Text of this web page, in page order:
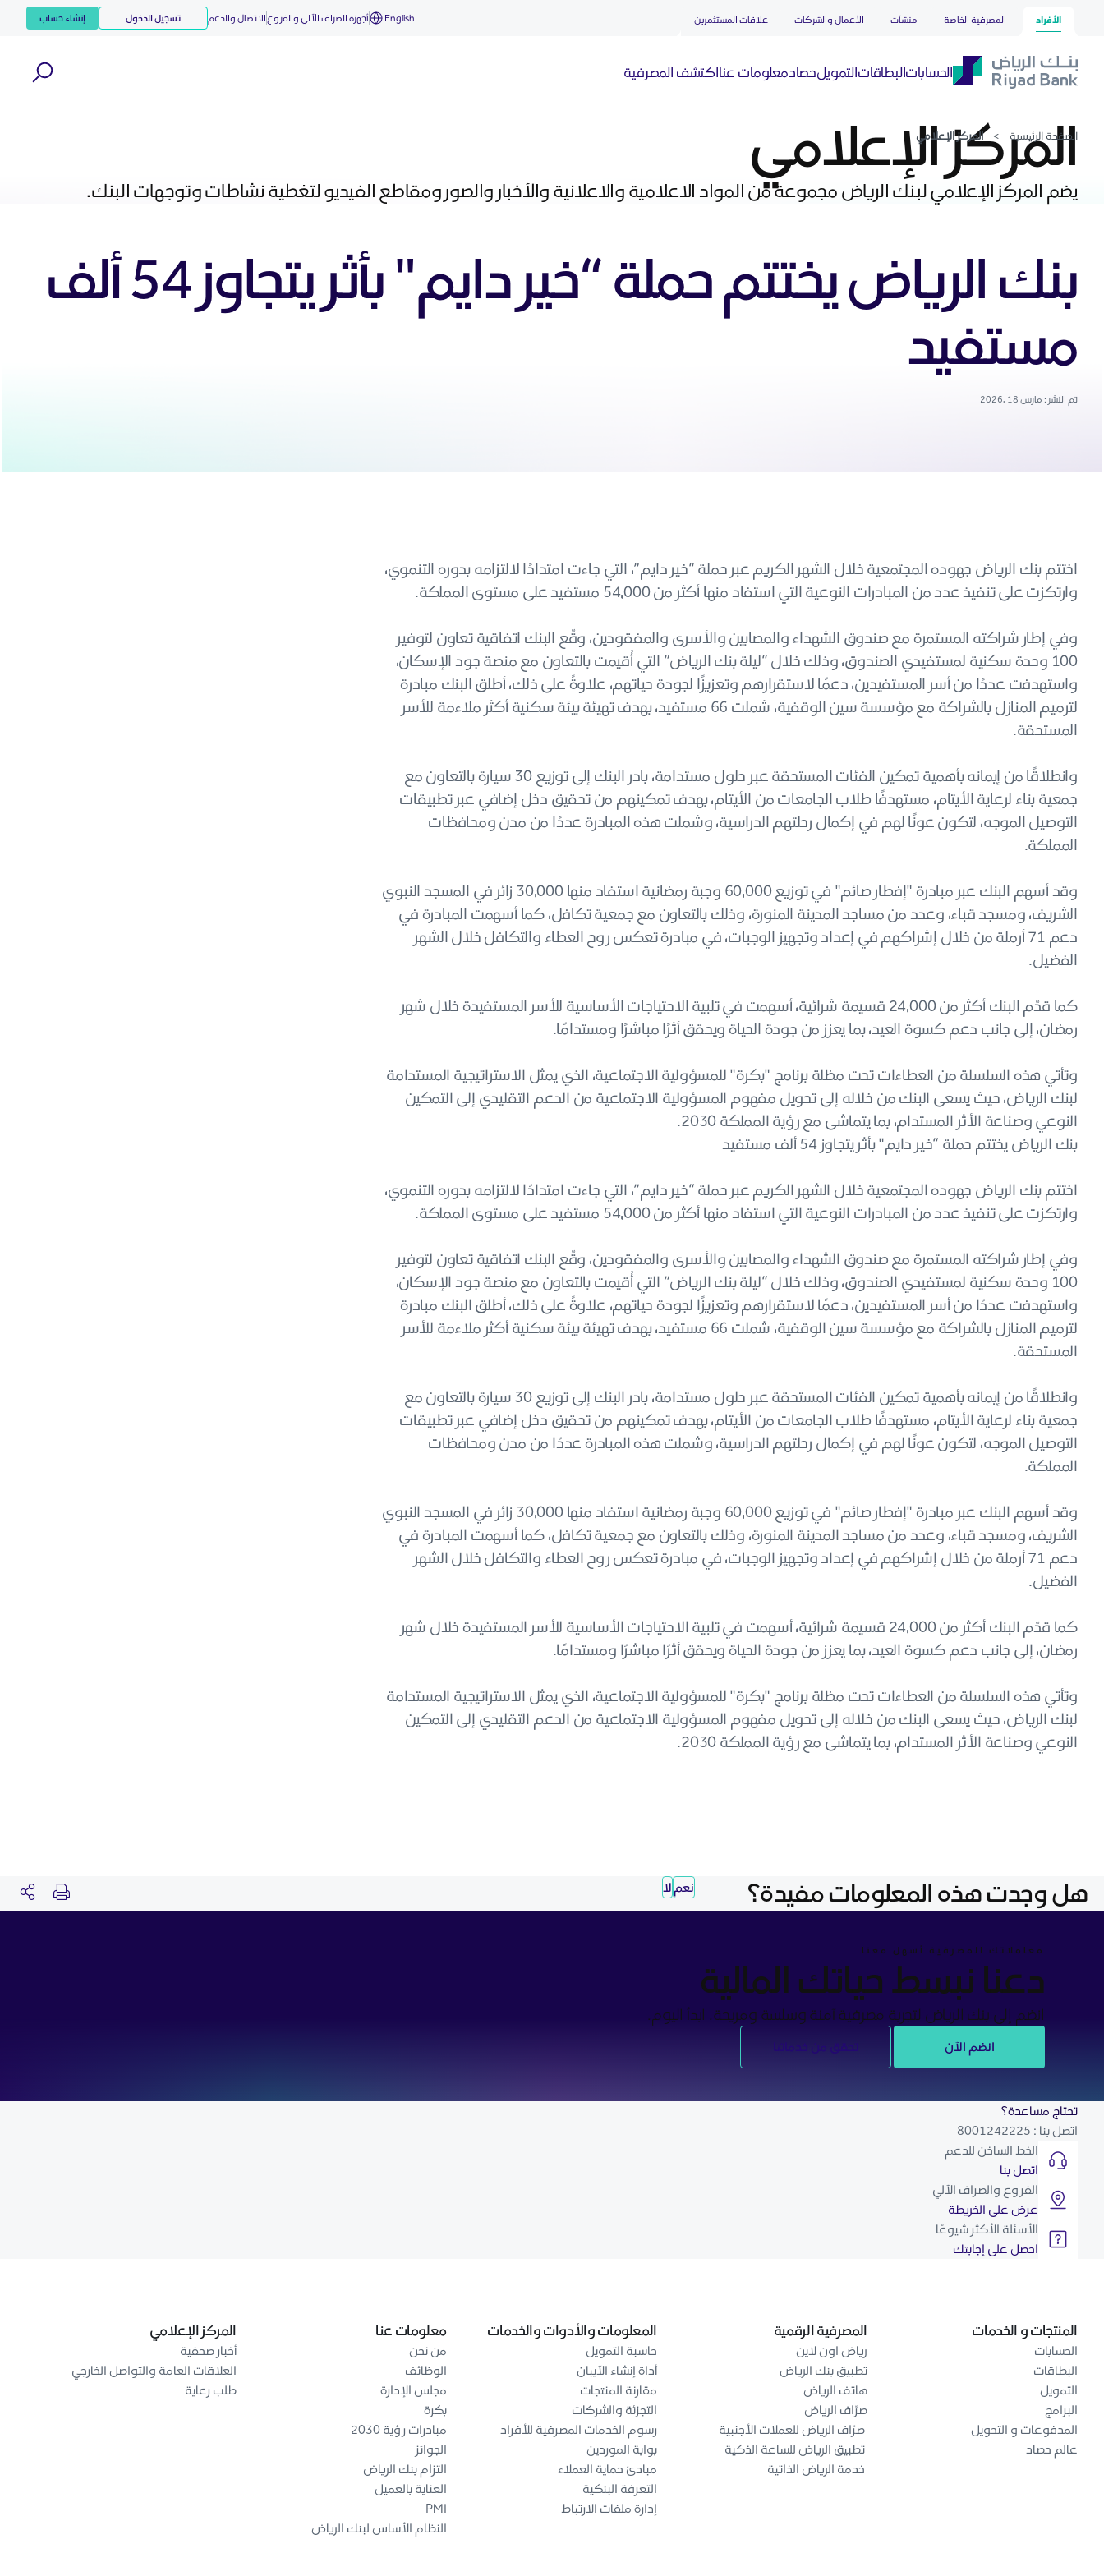
تخطي إلى المحتوى الرئيسي
المركز الإعلامي
الأفراد المصرفية الخاصة منشآت الأعمال والشركات علاقات المستثمرين English أجهزة الصراف الآلي والفروع الاتصال والدعم تسجيل الدخول إنشاء حساب
الحساباتالبطاقاتالتمويلحصادمعلومات عنااكتشف المصرفية
الصفحة الرئيسية > المركز الإعلامي
المركز الإعلامي
يضم المركز الإعلامي لبنك الرياض مجموعة من المواد الاعلامية والاعلانية والأخبار والصور ومقاطع الفيديو لتغطية نشاطات وتوجهات البنك.
بنك الرياض يختتم حملة “خير دايم" بأثر يتجاوز 54 ألف
مستفيد
تم النشر : مارس 18 ,2026
اختتم بنك الرياض جهوده المجتمعية خلال الشهر الكريم عبر حملة “خير دايم”، التي جاءت امتدادًا لالتزامه بدوره التنموي،
وارتكزت على تنفيذ عدد من المبادرات النوعية التي استفاد منها أكثر من 54,000 مستفيد على مستوى المملكة.
وفي إطار شراكته المستمرة مع صندوق الشهداء والمصابين والأسرى والمفقودين، وقّع البنك اتفاقية تعاون لتوفير
100 وحدة سكنية لمستفيدي الصندوق، وذلك خلال “ليلة بنك الرياض” التي أُقيمت بالتعاون مع منصة جود الإسكان،
واستهدفت عددًا من أسر المستفيدين، دعمًا لاستقرارهم وتعزيزًا لجودة حياتهم، علاوةً على ذلك، أطلق البنك مبادرة
لترميم المنازل بالشراكة مع مؤسسة سين الوقفية، شملت 66 مستفيد، بهدف تهيئة بيئة سكنية أكثر ملاءمة للأسر
المستحقة.
وانطلاقًا من إيمانه بأهمية تمكين الفئات المستحقة عبر حلول مستدامة، بادر البنك إلى توزيع 30 سيارة بالتعاون مع
جمعية بناء لرعاية الأيتام، مستهدفًا طلاب الجامعات من الأيتام، بهدف تمكينهم من تحقيق دخل إضافي عبر تطبيقات
التوصيل الموجه، لتكون عونًا لهم في إكمال رحلتهم الدراسية، وشملت هذه المبادرة عددًا من مدن ومحافظات
المملكة.
وقد أسهم البنك عبر مبادرة "إفطار صائم" في توزيع 60,000 وجبة رمضانية استفاد منها 30,000 زائر في المسجد النبوي
الشريف، ومسجد قباء، وعدد من مساجد المدينة المنورة، وذلك بالتعاون مع جمعية تكافل، كما أسهمت المبادرة في
دعم 71 أرملة من خلال إشراكهم في إعداد وتجهيز الوجبات، في مبادرة تعكس روح العطاء والتكافل خلال الشهر
الفضيل.
كما قدّم البنك أكثر من 24,000 قسيمة شرائية، أسهمت في تلبية الاحتياجات الأساسية للأسر المستفيدة خلال شهر
رمضان، إلى جانب دعم كسوة العيد، بما يعزز من جودة الحياة ويحقق أثرًا مباشرًا ومستدامًا.
وتأتي هذه السلسلة من العطاءات تحت مظلة برنامج "بكرة" للمسؤولية الاجتماعية، الذي يمثل الاستراتيجية المستدامة
لبنك الرياض، حيث يسعى البنك من خلاله إلى تحويل مفهوم المسؤولية الاجتماعية من الدعم التقليدي إلى التمكين
النوعي وصناعة الأثر المستدام، بما يتماشى مع رؤية المملكة 2030.
بنك الرياض يختتم حملة “خير دايم" بأثر يتجاوز 54 ألف مستفيد
اختتم بنك الرياض جهوده المجتمعية خلال الشهر الكريم عبر حملة “خير دايم”، التي جاءت امتدادًا لالتزامه بدوره التنموي،
وارتكزت على تنفيذ عدد من المبادرات النوعية التي استفاد منها أكثر من 54,000 مستفيد على مستوى المملكة.
وفي إطار شراكته المستمرة مع صندوق الشهداء والمصابين والأسرى والمفقودين، وقّع البنك اتفاقية تعاون لتوفير
100 وحدة سكنية لمستفيدي الصندوق، وذلك خلال “ليلة بنك الرياض” التي أُقيمت بالتعاون مع منصة جود الإسكان،
واستهدفت عددًا من أسر المستفيدين، دعمًا لاستقرارهم وتعزيزًا لجودة حياتهم، علاوةً على ذلك، أطلق البنك مبادرة
لترميم المنازل بالشراكة مع مؤسسة سين الوقفية، شملت 66 مستفيد، بهدف تهيئة بيئة سكنية أكثر ملاءمة للأسر
المستحقة.
وانطلاقًا من إيمانه بأهمية تمكين الفئات المستحقة عبر حلول مستدامة، بادر البنك إلى توزيع 30 سيارة بالتعاون مع
جمعية بناء لرعاية الأيتام، مستهدفًا طلاب الجامعات من الأيتام، بهدف تمكينهم من تحقيق دخل إضافي عبر تطبيقات
التوصيل الموجه، لتكون عونًا لهم في إكمال رحلتهم الدراسية، وشملت هذه المبادرة عددًا من مدن ومحافظات
المملكة.
وقد أسهم البنك عبر مبادرة "إفطار صائم" في توزيع 60,000 وجبة رمضانية استفاد منها 30,000 زائر في المسجد النبوي
الشريف، ومسجد قباء، وعدد من مساجد المدينة المنورة، وذلك بالتعاون مع جمعية تكافل، كما أسهمت المبادرة في
دعم 71 أرملة من خلال إشراكهم في إعداد وتجهيز الوجبات، في مبادرة تعكس روح العطاء والتكافل خلال الشهر
الفضيل.
كما قدّم البنك أكثر من 24,000 قسيمة شرائية، أسهمت في تلبية الاحتياجات الأساسية للأسر المستفيدة خلال شهر
رمضان، إلى جانب دعم كسوة العيد، بما يعزز من جودة الحياة ويحقق أثرًا مباشرًا ومستدامًا.
وتأتي هذه السلسلة من العطاءات تحت مظلة برنامج "بكرة" للمسؤولية الاجتماعية، الذي يمثل الاستراتيجية المستدامة
لبنك الرياض، حيث يسعى البنك من خلاله إلى تحويل مفهوم المسؤولية الاجتماعية من الدعم التقليدي إلى التمكين
النوعي وصناعة الأثر المستدام، بما يتماشى مع رؤية المملكة 2030.
هل وجدت هذه المعلومات مفيدة؟ نعم لا
معاملاتك المصرفية أسهل معنا
دعنا نبسط حياتك المالية
انضم إلى بنك الرياض لتجربة مصرفية آمنة وسلسة ومريحة. ابدأ اليوم.
انضم الآن تحقق من خدماتنا
تحتاج مساعدة؟
اتصل بنا : 8001242225
الخط الساخن للدعم
اتصل بنا
الفروع والصراف الآلي
عرض على الخريطة
الأسئلة الأكثر شيوعًا
احصل على إجابتك
المنتجات و الخدمات
الحسابات
البطاقات
التمويل
البرامج
المدفوعات و التحويل
عالم حصاد
المصرفية الرقمية
رياض اون لاين
تطبيق بنك الرياض
هاتف الرياض
صرّاف الرياض
صرّاف الرياض للعملات الأجنبية
تطبيق الرياض للساعة الذكية
خدمة الرياض الذاتية
المعلومات والأدوات والخدمات
حاسبة التمويل
أداة إنشاء الآيبان
مقارنة المنتجات
التجزئة والشركات
رسوم الخدمات المصرفية للأفراد
بوابة الموردين
مبادئ حماية العملاء
التعرفة البنكية
إدارة ملفات الارتباط
معلومات عنا
من نحن
الوظائف
مجلس الإدارة
بكرة
مبادرات رؤية 2030
الجوائز
التزام بنك الرياض
العناية بالعميل
PMI
النظام الأساس لبنك الرياض
المركز الإعلامي
أخبار صحفية
العلاقات العامة والتواصل الخارجي
طلب رعاية